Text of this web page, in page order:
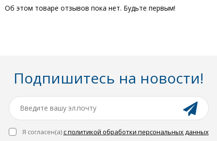
Об этом товаре отзывов пока нет. Будьте первым!
Подпишитесь на новости!
Я согласен(a)с политикой обработки персональных данных